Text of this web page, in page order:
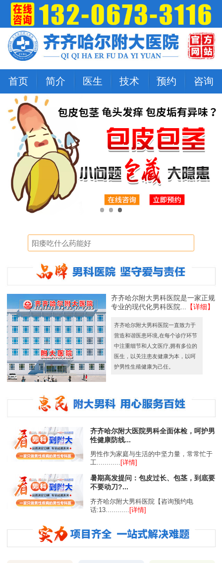
首页 简介 医生 技术 预约 咨询
齐齐哈尔附大男科医院是一家正规
专业的现代化男科医院...
【详细】
齐齐哈尔附大男科医院一直致力于
营造和谐医患环境,在每个诊疗环节
中注重细节和人文医疗,拥有多位的
医生，以关注患友健康为本，以呵
护男性生殖健康为己任。
齐齐哈尔附大医院男科全面体检，呵护男
性健康防线...
男性作为家庭与生活的中坚力量，常常忙于
工............ [详情]
暑期高发提问：包皮过长、包茎，到底要
不要动刀?...
齐齐哈尔附大男科医院【咨询预约电
话:13............
[详情]